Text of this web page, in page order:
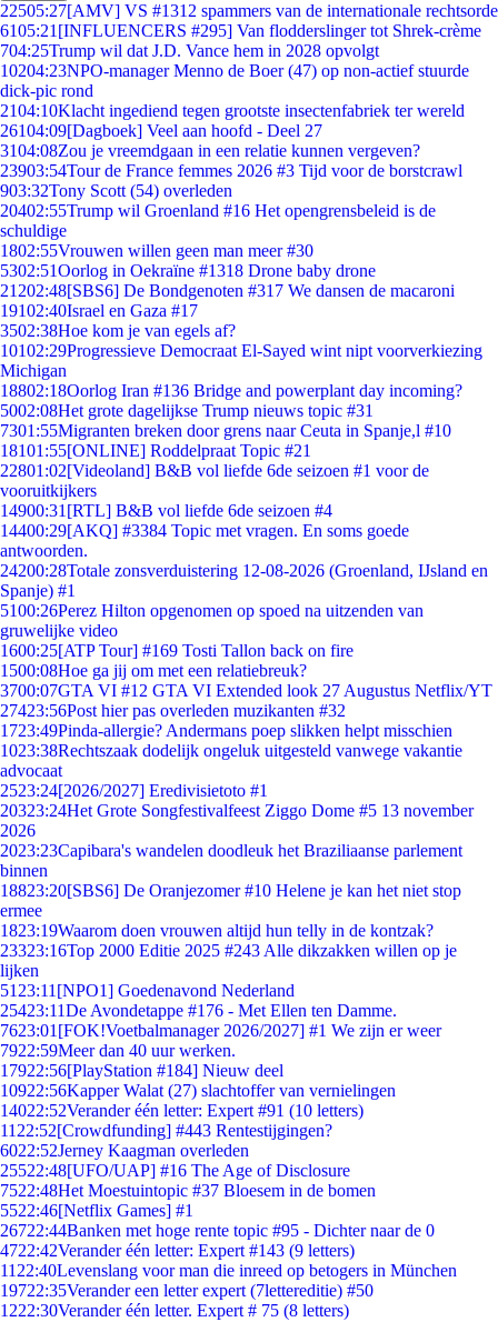
22505:27[AMV] VS #1312 spammers van de internationale rechtsorde
6105:21 [INFLUENCERS #295] Van flodderslinger tot Shrek-crème
704:25Trump wil dat J.D. Vance hem in 2028 opvolgt
10204:23NPO-manager Menno de Boer (47) op non-actief stuurde
dick-pic rond
2104:10Klacht ingediend tegen grootste insectenfabriek ter wereld
26104:09[Dagboek] Veel aan hoofd - Deel 27
3104:08Zou je vreemdgaan in een relatie kunnen vergeven?
23903:54Tour de France femmes 2026 #3 Tijd voor de borstcrawl
903:32Tony Scott (54) overleden
20402:55Trump wil Groenland #16 Het opengrensbeleid is de
schuldige
1802:55Vrouwen willen geen man meer #30
5302:51Oorlog in Oekraïne #1318 Drone baby drone
21202:48[SBS6] De Bondgenoten #317 We dansen de macaroni
19102:40Israel en Gaza #17
3502:38Hoe kom je van egels af?
10102:29Progressieve Democraat El-Sayed wint nipt voorverkiezing
Michigan
18802:18Oorlog Iran #136 Bridge and powerplant day incoming?
5002:08Het grote dagelijkse Trump nieuws topic #31
7301:55Migranten breken door grens naar Ceuta in Spanje,l #10
18101:55[ONLINE] Roddelpraat Topic #21
22801:02[Videoland] B&B vol liefde 6de seizoen #1 voor de
vooruitkijkers
14900:31 [RTL] B&B vol liefde 6de seizoen #4
14400:29[AKQ] #3384 Topic met vragen. En soms goede
antwoorden.
24200:28Totale zonsverduistering 12-08-2026 (Groenland, IJsland en
Spanje) #1
5100:26Perez Hilton opgenomen op spoed na uitzenden van
gruwelijke video
1600:25[ATP Tour] #169 Tosti Tallon back on fire
1500:08Hoe ga jij om met een relatiebreuk?
3700:07GTA VI #12 GTA VI Extended look 27 Augustus Netflix/YT
27423:56Post hier pas overleden muzikanten #32
1723:49Pinda-allergie? Andermans poep slikken helpt misschien
1023:38Rechtszaak dodelijk ongeluk uitgesteld vanwege vakantie
advocaat
2523:24[2026/2027] Eredivisietoto #1
20323:24Het Grote Songfestivalfeest Ziggo Dome #5 13 november
2026
2023:23Capibara's wandelen doodleuk het Braziliaanse parlement
binnen
18823:20[SBS6] De Oranjezomer #10 Helene je kan het niet stop
ermee
1823:19Waarom doen vrouwen altijd hun telly in de kontzak?
23323:16Top 2000 Editie 2025 #243 Alle dikzakken willen op je
lijken
51 23:11 [NPO1] Goedenavond Nederland
25423:11De Avondetappe #176 - Met Ellen ten Damme.
7623:01 [FOK!Voetbalmanager 2026/2027] #1 We zijn er weer
7922:59Meer dan 40 uur werken.
17922:56[PlayStation #184] Nieuw deel
10922:56Kapper Walat (27) slachtoffer van vernielingen
14022:52Verander één letter: Expert #91 (10 letters)
11 22:52[Crowdfunding] #443 Rentestijgingen?
6022:52Jerney Kaagman overleden
25522:48[UFO/UAP] #16 The Age of Disclosure
7522:48Het Moestuintopic #37 Bloesem in de bomen
5522:46[Netflix Games] #1
26722:44Banken met hoge rente topic #95 - Dichter naar de 0
4722:42Verander één letter: Expert #143 (9 letters)
11 22:40Levenslang voor man die inreed op betogers in München
19722:35Verander een letter expert (7lettereditie) #50
1222:30Verander één letter. Expert # 75 (8 letters)